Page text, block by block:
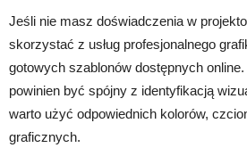
Jeśli nie masz doświadczenia w
skorzystać z usług profesjonalnego
gotowych szablonów dostępnych
powinien być spójny z identyfikacją
warto użyć odpowiednich kolorów,
graficznych.